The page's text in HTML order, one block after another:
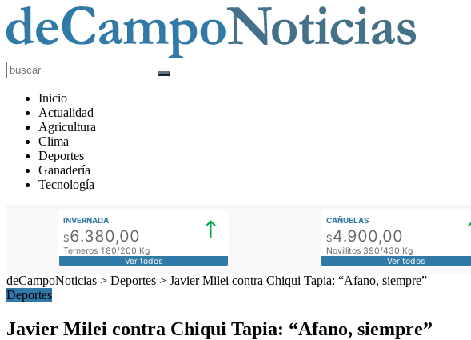
deCampoNoticias
Actualidad
Agropecuaria
Inicio
Actualidad
Agricultura
Clima
Deportes
Ganadería
Tecnología
INVERNADA
$6.380,00
Terneros 180/200 Kg
Ver todos
CAÑUELAS
$4.900,00
Novillitos 390/430 Kg
Ver todos
deCampoNoticias > Deportes > Javier Milei contra Chiqui Tapia: “Afano, siempre”
Deportes
Javier Milei contra Chiqui Tapia: “Afano, siempre”